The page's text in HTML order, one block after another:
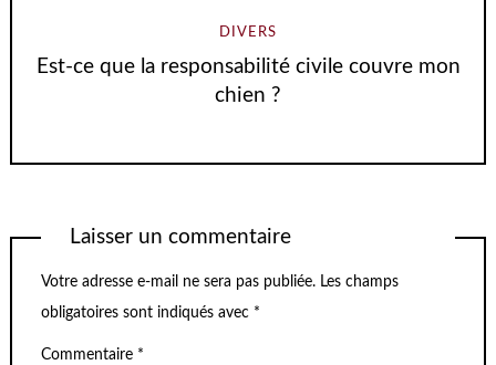
DIVERS
Est-ce que la responsabilité civile couvre mon
chien ?
Laisser un commentaire
Votre adresse e-mail ne sera pas publiée. Les champs
obligatoires sont indiqués avec *
Commentaire *